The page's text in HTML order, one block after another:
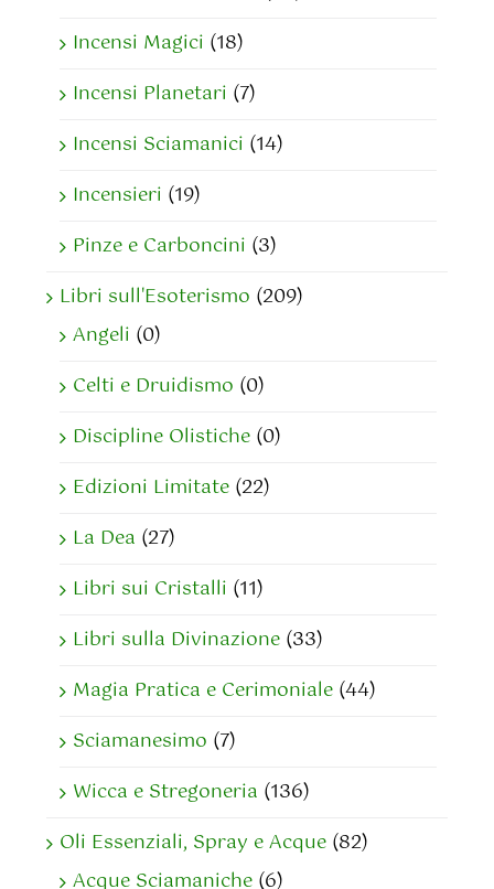
Incensi Magici (18)
Incensi Planetari (7)
Incensi Sciamanici (14)
Incensieri (19)
Pinze e Carboncini (3)
Libri sull'Esoterismo (209)
Angeli (0)
Celti e Druidismo (0)
Discipline Olistiche (0)
Edizioni Limitate (22)
La Dea (27)
Libri sui Cristalli (11)
Libri sulla Divinazione (33)
Magia Pratica e Cerimoniale (44)
Sciamanesimo (7)
Wicca e Stregoneria (136)
Oli Essenziali, Spray e Acque (82)
Acque Sciamaniche (6)